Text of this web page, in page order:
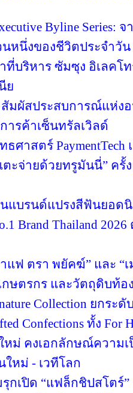
Byline
หนึ่งของชีวิตประจำวั
ที่บริหาร ซัมซุง อิเลค
ย
สัมผัสประสบการณ์แห่
ารค้าเซ็นทรัลเวิลด์
ศาสตร์
ะจ่ายด้วยทรูมันนี่” ครั้
แบรนด์แปรงสีฟันยอด
Brand Thailand
าแฟ ตรา พยัคฆ์” และ
ษตรกร และวัตถุดิบท้อ
Collection ยกร
Confections ทั้ง For
ม่ คงเอกลักษณ์ความ
หม่ - เวทีโลก
รุกเปิด “แฟล็กชิปสโต